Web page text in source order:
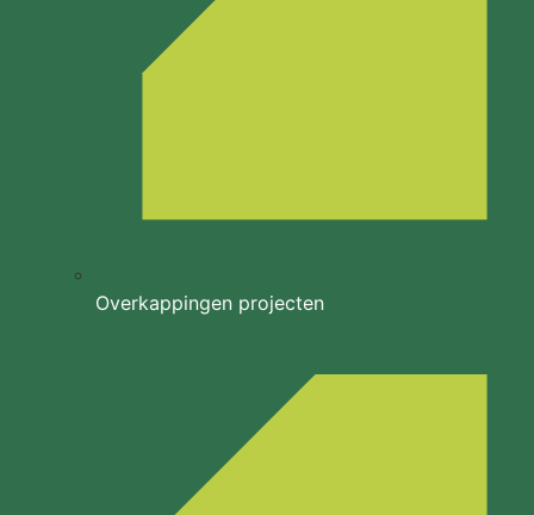
Overkappingen projecten